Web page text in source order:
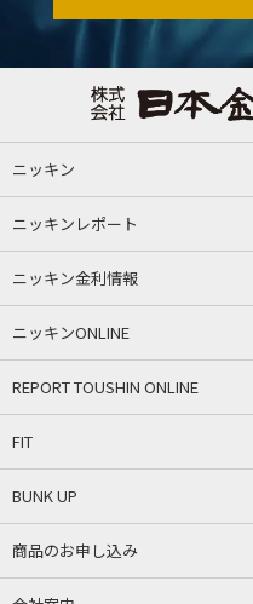
ニッキン
ニッキンレポート
ニッキン金利情報
ニッキンONLINE
REPORT TOUSHIN ONLINE
FIT
BUNK UP
商品のお申し込み